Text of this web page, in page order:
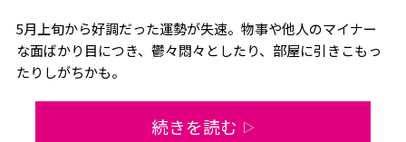
5月上旬から好調だった運勢が失速。物事や他人のマイナー
な面ばかり目につき、鬱々悶々としたり、部屋に引きこもっ
たりしがちかも。
続きを読む ▷